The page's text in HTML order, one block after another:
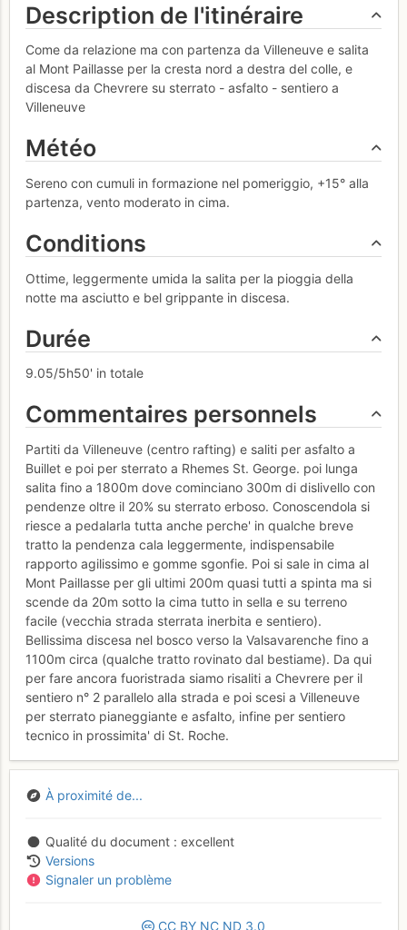
Description de l'itinéraire
Come da relazione ma con partenza da Villeneuve e salita
al Mont Paillasse per la cresta nord a destra del colle, e
discesa da Chevrere su sterrato - asfalto - sentiero a
Villeneuve
Météo
Sereno con cumuli in formazione nel pomeriggio, +15° alla
partenza, vento moderato in cima.
Conditions
Ottime, leggermente umida la salita per la pioggia della
notte ma asciutto e bel grippante in discesa.
Durée
9.05/5h50' in totale
Commentaires personnels
Partiti da Villeneuve (centro rafting) e saliti per asfalto a
Buillet e poi per sterrato a Rhemes St. George. poi lunga
salita fino a 1800m dove cominciano 300m di dislivello con
pendenze oltre il 20% su sterrato erboso. Conoscendola si
riesce a pedalarla tutta anche perche' in qualche breve
tratto la pendenza cala leggermente, indispensabile
rapporto agilissimo e gomme sgonfie. Poi si sale in cima al
Mont Paillasse per gli ultimi 200m quasi tutti a spinta ma si
scende da 20m sotto la cima tutto in sella e su terreno
facile (vecchia strada sterrata inerbita e sentiero).
Bellissima discesa nel bosco verso la Valsavarenche fino a
1100m circa (qualche tratto rovinato dal bestiame). Da qui
per fare ancora fuoristrada siamo risaliti a Chevrere per il
sentiero n° 2 parallelo alla strada e poi scesi a Villeneuve
per sterrato pianeggiante e asfalto, infine per sentiero
tecnico in prossimita' di St. Roche.
À proximité de...
Qualité du document
excellent
Versions
Signaler un problème
CC BY NC ND 3.0